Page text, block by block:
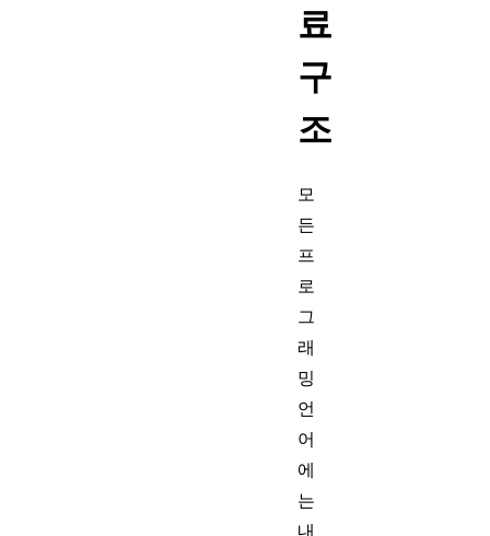
료
구
조
모
든
프
로
그
래
밍
언
어
에
는
내